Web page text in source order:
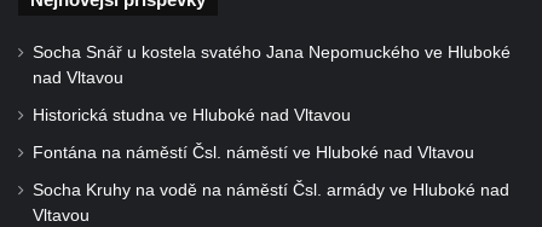
Kříž pod domem čp. 177 na Vlčí Hoře
Velkém Šenově
Socha Snář u kostela svatého Jana Nepomuckého ve Hluboké
nad Vltavou
Historická studna ve Hluboké nad Vltavou
Fontána na náměstí Čsl. náměstí ve Hluboké nad Vltavou
Socha Kruhy na vodě na náměstí Čsl. armády ve Hluboké nad
Vltavou